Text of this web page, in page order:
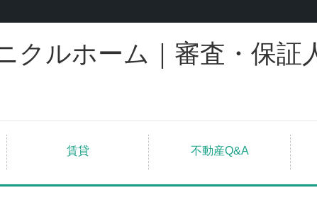
クルホーム｜審査・保証
賃貸 不動産Q&A